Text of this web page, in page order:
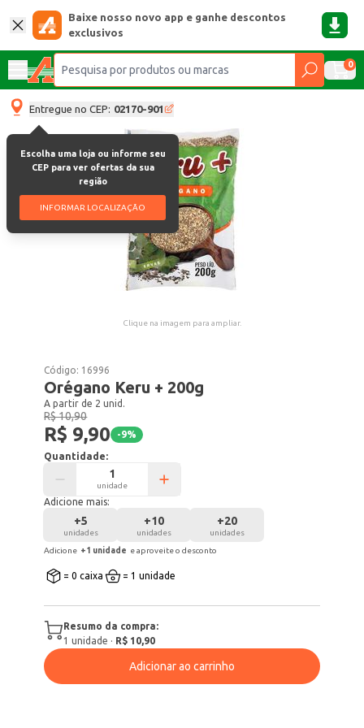
Baixe nosso novo app e ganhe descontos
exclusivos
0
Entregue no CEP: 02170-901
Escolha uma loja ou informe seu
CEP para ver ofertas da sua
região
INFORMAR LOCALIZAÇÃO
Clique na imagem para ampliar.
Código: 16996
Orégano Keru + 200g
A partir de 2 unid.
R$ 10,90
R$ 9,90 -9%
Quantidade:
unidade
Adicione mais:
+5
unidades
+10
unidades
+20
unidades
Adicione +1 unidade e aproveite o desconto
= 0 caixa = 1 unidade
Resumo da compra:
1 unidade · R$ 10,90
Adicionar ao carrinho